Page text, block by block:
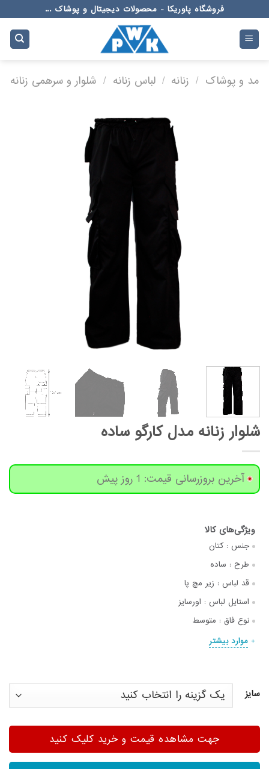
to
content
فروشگاه پاوریکا - محصولات دیجیتال و پوشاک ...
مد و پوشاک / زنانه / لباس زنانه / شلوار و سرهمی زنانه
شلوار زنانه مدل کارگو ساده
آخرین بروزرسانی قیمت: 1 روز پیش
جنس : کتان
طرح : ساده
قد لباس : زیر مچ پا
استایل لباس : اورسایز
نوع فاق : متوسط
موارد بیشتر
سایز
جهت مشاهده قیمت و خرید کلیک کنید